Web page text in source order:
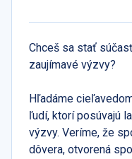
Chceš sa stať
zaujímavé výzvy?
Hľadáme
ľudí, ktorí posúvajú
výzvy. Veríme, že
dôvera, otvorená